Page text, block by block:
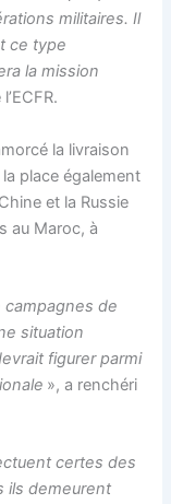
militaires. Il
ce type
la mission
la livraison
place également
et la Russie
au Maroc, à
campagnes de
situation
figurer parmi
», a renchéri
certes des
ils demeurent